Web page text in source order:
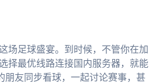
场足球盛宴。到时候，不管你在加
择最优线路连接国内服务器，就能
朋友同步看球，一起讨论赛事，甚